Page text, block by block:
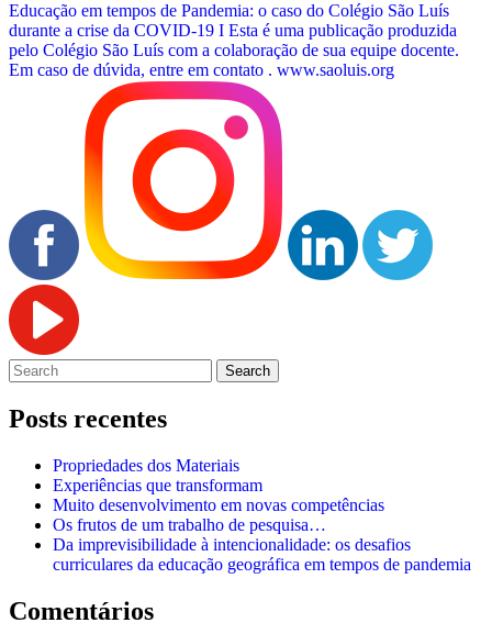
Educação em tempos de Pandemia: o caso do Colégio São Luís
durante a crise da COVID-19 I Esta é uma publicação produzida
pelo Colégio São Luís com a colaboração de sua equipe docente.
Em caso de dúvida, entre em contato . www.saoluis.org
Posts recentes
Propriedades dos Materiais
Experiências que transformam
Muito desenvolvimento em novas competências
Os frutos de um trabalho de pesquisa…
Da imprevisibilidade à intencionalidade: os desafios
curriculares da educação geográfica em tempos de pandemia
Comentários